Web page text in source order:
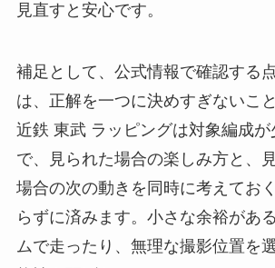
見直すと安心です。
補足として、公式情報で確認する
は、正解を一つに決めすぎないこ
近鉄 東武 ラッピングは対象編成
で、見られた場合の楽しみ方と、
場合の次の動きを同時に考えてお
らずに済みます。小さな余裕があ
ムで走ったり、無理な撮影位置を